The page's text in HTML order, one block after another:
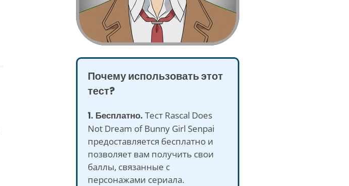
Почему использовать этот
тест?
1. Бесплатно. Тест Rascal Does
Not Dream of Bunny Girl Senpai
предоставляется бесплатно и
позволяет вам получить свои
баллы, связанные с
персонажами сериала.